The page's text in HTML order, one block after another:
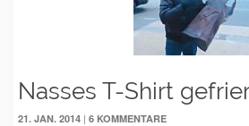
Nasses T-Shirt
21. JAN. 2014 | 6 KOMMENTARE